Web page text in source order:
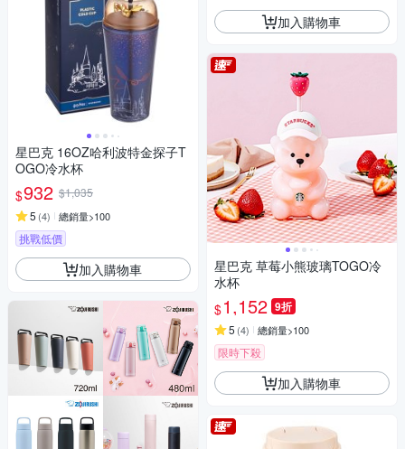
星巴克 16OZ哈利波特金探子T
OGO冷水杯
$932 $1,035
5 (4) 總銷量>100
挑戰低價
加入購物車
加入購物車
星巴克 草莓小熊玻璃TOGO冷
水杯
$1,152 9折
5 (4) 總銷量>100
限時下殺
加入購物車